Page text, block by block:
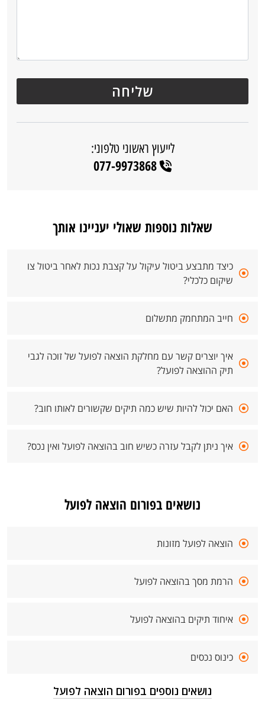
לייעוץ ראשוני טלפוני:
077-9973868
שאלות נוספות שאולי יעניינו אותך
כיצד מתבצע ביטול עיקול על קצבת נכות לאחר ביטול צו
שיקום כלכלי?
חייב המתחמק מתשלום
איך יוצרים קשר עם מחלקת הוצאה לפועל של זוכה לגבי
תיק ההוצאה לפועל?
האם יכול להיות שיש כמה תיקים שקשורים לאותו חוב?
איך ניתן לקבל עזרה כשיש חוב בהוצאה לפועל ואין נכס?
נושאים בפורום הוצאה לפועל
הוצאה לפועל מזונות
הרמת מסך בהוצאה לפועל
איחוד תיקים בהוצאה לפועל
כינוס נכסים
נושאים נוספים בפורום הוצאה לפועל